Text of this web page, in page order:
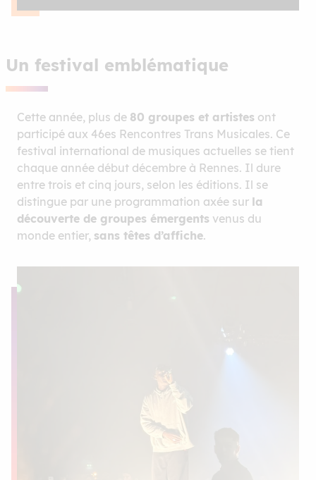
Un festival emblématique
Cette année, plus de 80 groupes et artistes ont
participé aux 46es Rencontres Trans Musicales. Ce
festival international de musiques actuelles se tient
chaque année début décembre à Rennes. Il dure
entre trois et cinq jours, selon les éditions. Il se
distingue par une programmation axée sur la
découverte de groupes émergents venus du
monde entier, sans têtes d’affiche.